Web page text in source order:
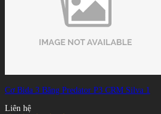
Cơ Bida 3 Băng Predator P3 CRM Silva 1
Liên hệ